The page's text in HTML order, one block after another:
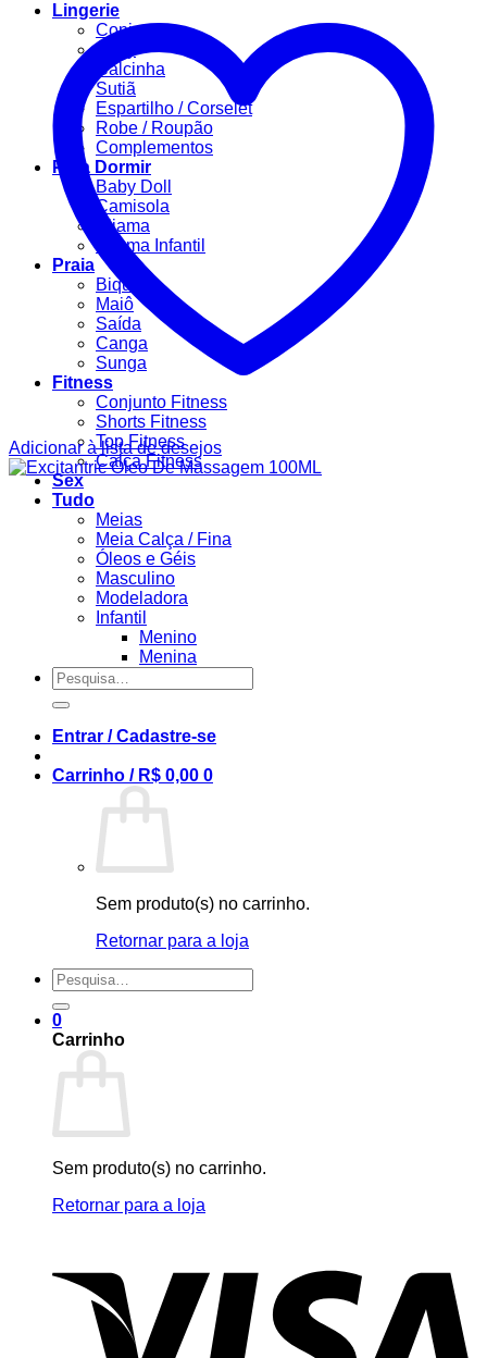
Lingerie
Conjuntos
Body
Calcinha
Sutiã
Espartilho / Corselet
Robe / Roupão
Complementos
Para Dormir
Baby Doll
Camisola
Pijama
Pijama Infantil
Praia
Biquíni
Maiô
Saída
Canga
Sunga
Fitness
Conjunto Fitness
Shorts Fitness
Top Fitness
Calça Fitness
Sex
Tudo
Meias
Meia Calça / Fina
Óleos e Géis
Masculino
Modeladora
Infantil
Menino
Menina
Pesquisar
por:
Entrar / Cadastre-se
Carrinho / R$ 0,00 0
Sem produto(s) no carrinho.
Retornar para a loja
Pesquisar
por:
0
Carrinho
Sem produto(s) no carrinho.
Retornar para a loja
Adicionar à lista de desejos